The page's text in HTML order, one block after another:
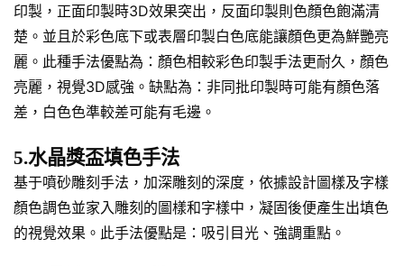
印製，正面印製時3D效果突出，反面印製則色顏色飽滿清
楚。並且於彩色底下或表層印製白色底能讓顏色更為鮮艷亮
麗。此種手法優點為：顏色相較彩色印製手法更耐久，顏色
亮麗，視覺3D感強。缺點為：非同批印製時可能有顏色落
差，白色色準較差可能有毛邊。
5.水晶獎盃填色手法
基于噴砂雕刻手法，加深雕刻的深度，依據設計圖樣及字樣
顏色調色並家入雕刻的圖樣和字樣中，凝固後便產生出填色
的視覺效果。此手法優點是：吸引目光、強調重點。